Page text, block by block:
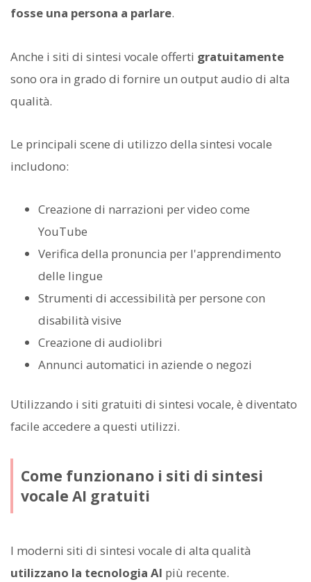
fosse una persona a parlare.
Anche i siti di sintesi vocale offerti gratuitamente
sono ora in grado di fornire un output audio di alta
qualità.
Le principali scene di utilizzo della sintesi vocale
includono:
Creazione di narrazioni per video come
YouTube
Verifica della pronuncia per l'apprendimento
delle lingue
Strumenti di accessibilità per persone con
disabilità visive
Creazione di audiolibri
Annunci automatici in aziende o negozi
Utilizzando i siti gratuiti di sintesi vocale, è diventato
facile accedere a questi utilizzi.
Come funzionano i siti di sintesi
vocale AI gratuiti
I moderni siti di sintesi vocale di alta qualità
utilizzano la tecnologia AI più recente.